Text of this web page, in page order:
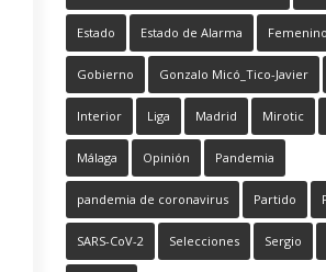
Estado Estado de Alarma Femenino
Gobierno Gonzalo Micó_Tico-Javier
Interior Liga Madrid Mirotic
Málaga Opinión Pandemia
pandemia de coronavirus Partido
SARS-CoV-2 Selecciones Sergio